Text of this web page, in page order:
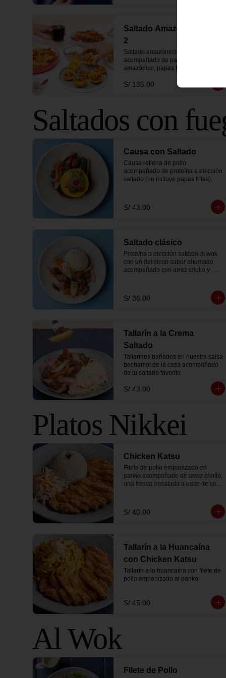
Saltado Amazónico para
2
Saltado amazónico para 2,
acompañado de patacones, chaufa
amazónico, papas fritas y bebida de
S/ 135.00
Saltados con
Causa con Saltado
Causa rellena de pollo
acompañado de proteína a elección
saltado (no incluye papas fritas).
S/ 43.00
Saltado clásico
Proteína a elección saltado al wok
con un delicioso sabor ahumado
acompañado con arroz criollo y
S/ 36.00
Tallarín a la Crema
Saltado
Tallarines bañados en nuestra salsa
bechamel de la casa acompañado
de tu saltado favorito
S/ 43.00
Platos Nikkei
Chicken Katsu
Filete de pollo empanizado en
panko acompañado de arroz criollo,
una fresca ensalada a base de col y
S/ 40.00
Tallarín a la Huancaína
con Chicken Katsu
Tallarín a la huancaína con filete de
pollo empanizado al panko.
S/ 45.00
Al Wok
Filete de Pollo